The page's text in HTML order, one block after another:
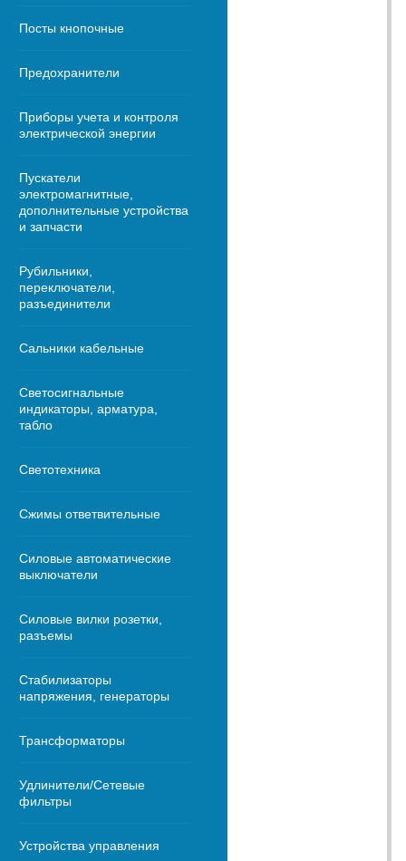
Посты кнопочные
Предохранители
Приборы учета и контроля
электрической энергии
Пускатели
электромагнитные,
дополнительные устройства
и запчасти
Рубильники,
переключатели,
разъединители
Сальники кабельные
Светосигнальные
индикаторы, арматура,
табло
Светотехника
Сжимы ответвительные
Силовые автоматические
выключатели
Силовые вилки розетки,
разъемы
Стабилизаторы
напряжения, генераторы
Трансформаторы
Удлинители/Сетевые
фильтры
Устройства управления